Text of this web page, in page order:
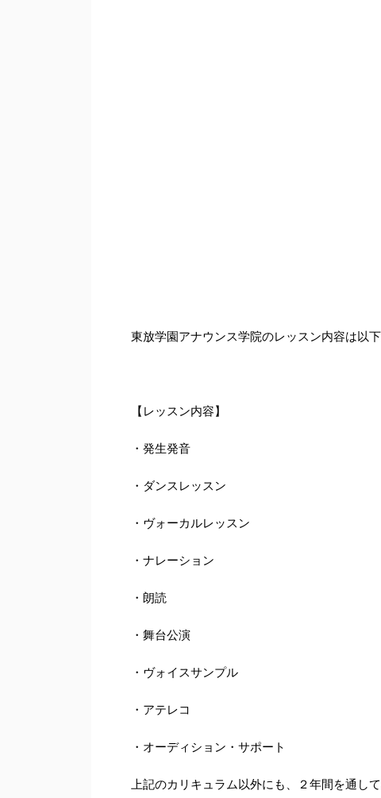
東放学園アナウンス学院のレッスン内容は以
【レッスン内容】
・発生発音
・ダンスレッスン
・ヴォーカルレッスン
・ナレーション
・朗読
・舞台公演
・ヴォイスサンプル
・アテレコ
・オーディション・サポート
上記のカリキュラム以外にも、２年間を通し